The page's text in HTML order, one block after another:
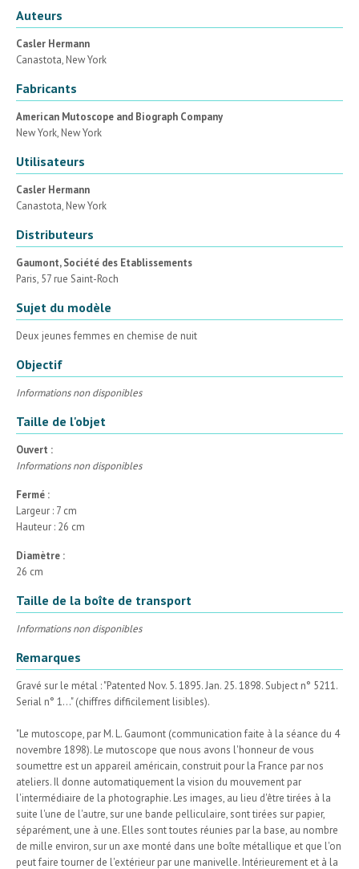
Auteurs
Casler Hermann
Canastota, New York
Fabricants
American Mutoscope and Biograph Company
New York, New York
Utilisateurs
Casler Hermann
Canastota, New York
Distributeurs
Gaumont, Société des Etablissements
Paris, 57 rue Saint-Roch
Sujet du modèle
Deux jeunes femmes en chemise de nuit
Objectif
Informations non disponibles
Taille de l'objet
Ouvert :
Informations non disponibles
Fermé :
Largeur : 7 cm
Hauteur : 26 cm
Diamètre :
26 cm
Taille de la boîte de transport
Informations non disponibles
Remarques
Gravé sur le métal : "Patented Nov. 5. 1895. Jan. 25. 1898. Subject n° 5211.
Serial n° 1..." (chiffres difficilement lisibles).
"Le mutoscope, par M. L. Gaumont (communication faite à la séance du 4
novembre 1898). Le mutoscope que nous avons l'honneur de vous
soumettre est un appareil américain, construit pour la France par nos
ateliers. Il donne automatiquement la vision du mouvement par
l'intermédiaire de la photographie. Les images, au lieu d'être tirées à la
suite l'une de l'autre, sur une bande pelliculaire, sont tirées sur papier,
séparément, une à une. Elles sont toutes réunies par la base, au nombre
de mille environ, sur un axe monté dans une boîte métallique et que l'on
peut faire tourner de l'extérieur par une manivelle. Intérieurement et à la